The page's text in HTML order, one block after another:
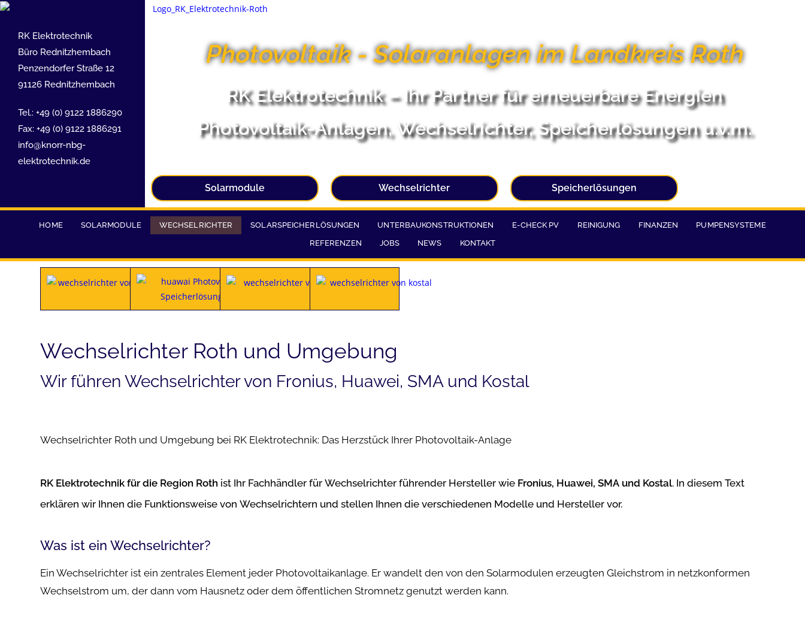
RK Elektrotechnik
Büro Rednitzhembach
Penzendorfer Straße 12
91126 Rednitzhembach
Tel.: +49 (0) 9122 1886290
Fax: +49 (0) 9122 1886291
info@knorr-nbg-
elektrotechnik.de
Photovoltaik - Solaranlagen im Landkreis Roth
RK Elektrotechnik – Ihr Partner für erneuerbare Energien
Photovoltaik-Anlagen, Wechselrichter, Speicherlösungen u.v.m.
Solarmodule Wechselrichter Speicherlösungen
HOME SOLARMODULE WECHSELRICHTER SOLARSPEICHERLÖSUNGEN UNTERBAUKONSTRUKTIONEN E-CHECK PV REINIGUNG FINANZEN
PUMPENSYSTEME
REFERENZEN
JOBS NEWS KONTAKT
Wechselrichter Roth und Umgebung
Wir führen Wechselrichter von Fronius, Huawei, SMA und Kostal
Wechselrichter Roth und Umgebung bei RK Elektrotechnik: Das Herzstück Ihrer Photovoltaik-Anlage
RK Elektrotechnik für die Region Roth ist Ihr Fachhändler für Wechselrichter führender Hersteller wie Fronius, Huawei, SMA und Kostal. In diesem Text
erklären wir Ihnen die Funktionsweise von Wechselrichtern und stellen Ihnen die verschiedenen Modelle und Hersteller vor.
Was ist ein Wechselrichter?
Ein Wechselrichter ist ein zentrales Element jeder Photovoltaikanlage. Er wandelt den von den Solarmodulen erzeugten Gleichstrom in netzkonformen
Wechselstrom um, der dann vom Hausnetz oder dem öffentlichen Stromnetz genutzt werden kann.